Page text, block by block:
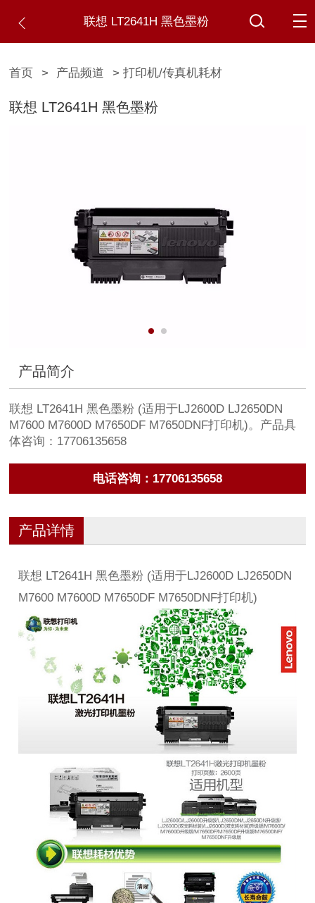
联想 LT2641H 黑色墨粉
首页 > 产品频道 > 打印机/传真机耗材
联想 LT2641H 黑色墨粉
产品简介
联想 LT2641H 黑色墨粉 (适用于LJ2600D LJ2650DN
M7600 M7600D M7650DF M7650DNF打印机)。产品具
体咨询：17706135658
电话咨询：17706135658
产品详情
联想 LT2641H 黑色墨粉 (适用于LJ2600D LJ2650DN
M7600 M7600D M7650DF M7650DNF打印机)